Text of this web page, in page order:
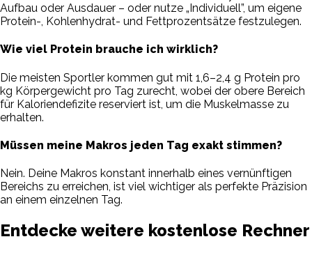
Aufbau oder Ausdauer – oder nutze „Individuell”, um eigene
Protein-, Kohlenhydrat- und Fettprozentsätze festzulegen.
Wie viel Protein brauche ich wirklich?
Die meisten Sportler kommen gut mit 1,6–2,4 g Protein pro
kg Körpergewicht pro Tag zurecht, wobei der obere Bereich
für Kaloriendefizite reserviert ist, um die Muskelmasse zu
erhalten.
Müssen meine Makros jeden Tag exakt stimmen?
Nein. Deine Makros konstant innerhalb eines vernünftigen
Bereichs zu erreichen, ist viel wichtiger als perfekte Präzision
an einem einzelnen Tag.
Entdecke weitere kostenlose Rechner